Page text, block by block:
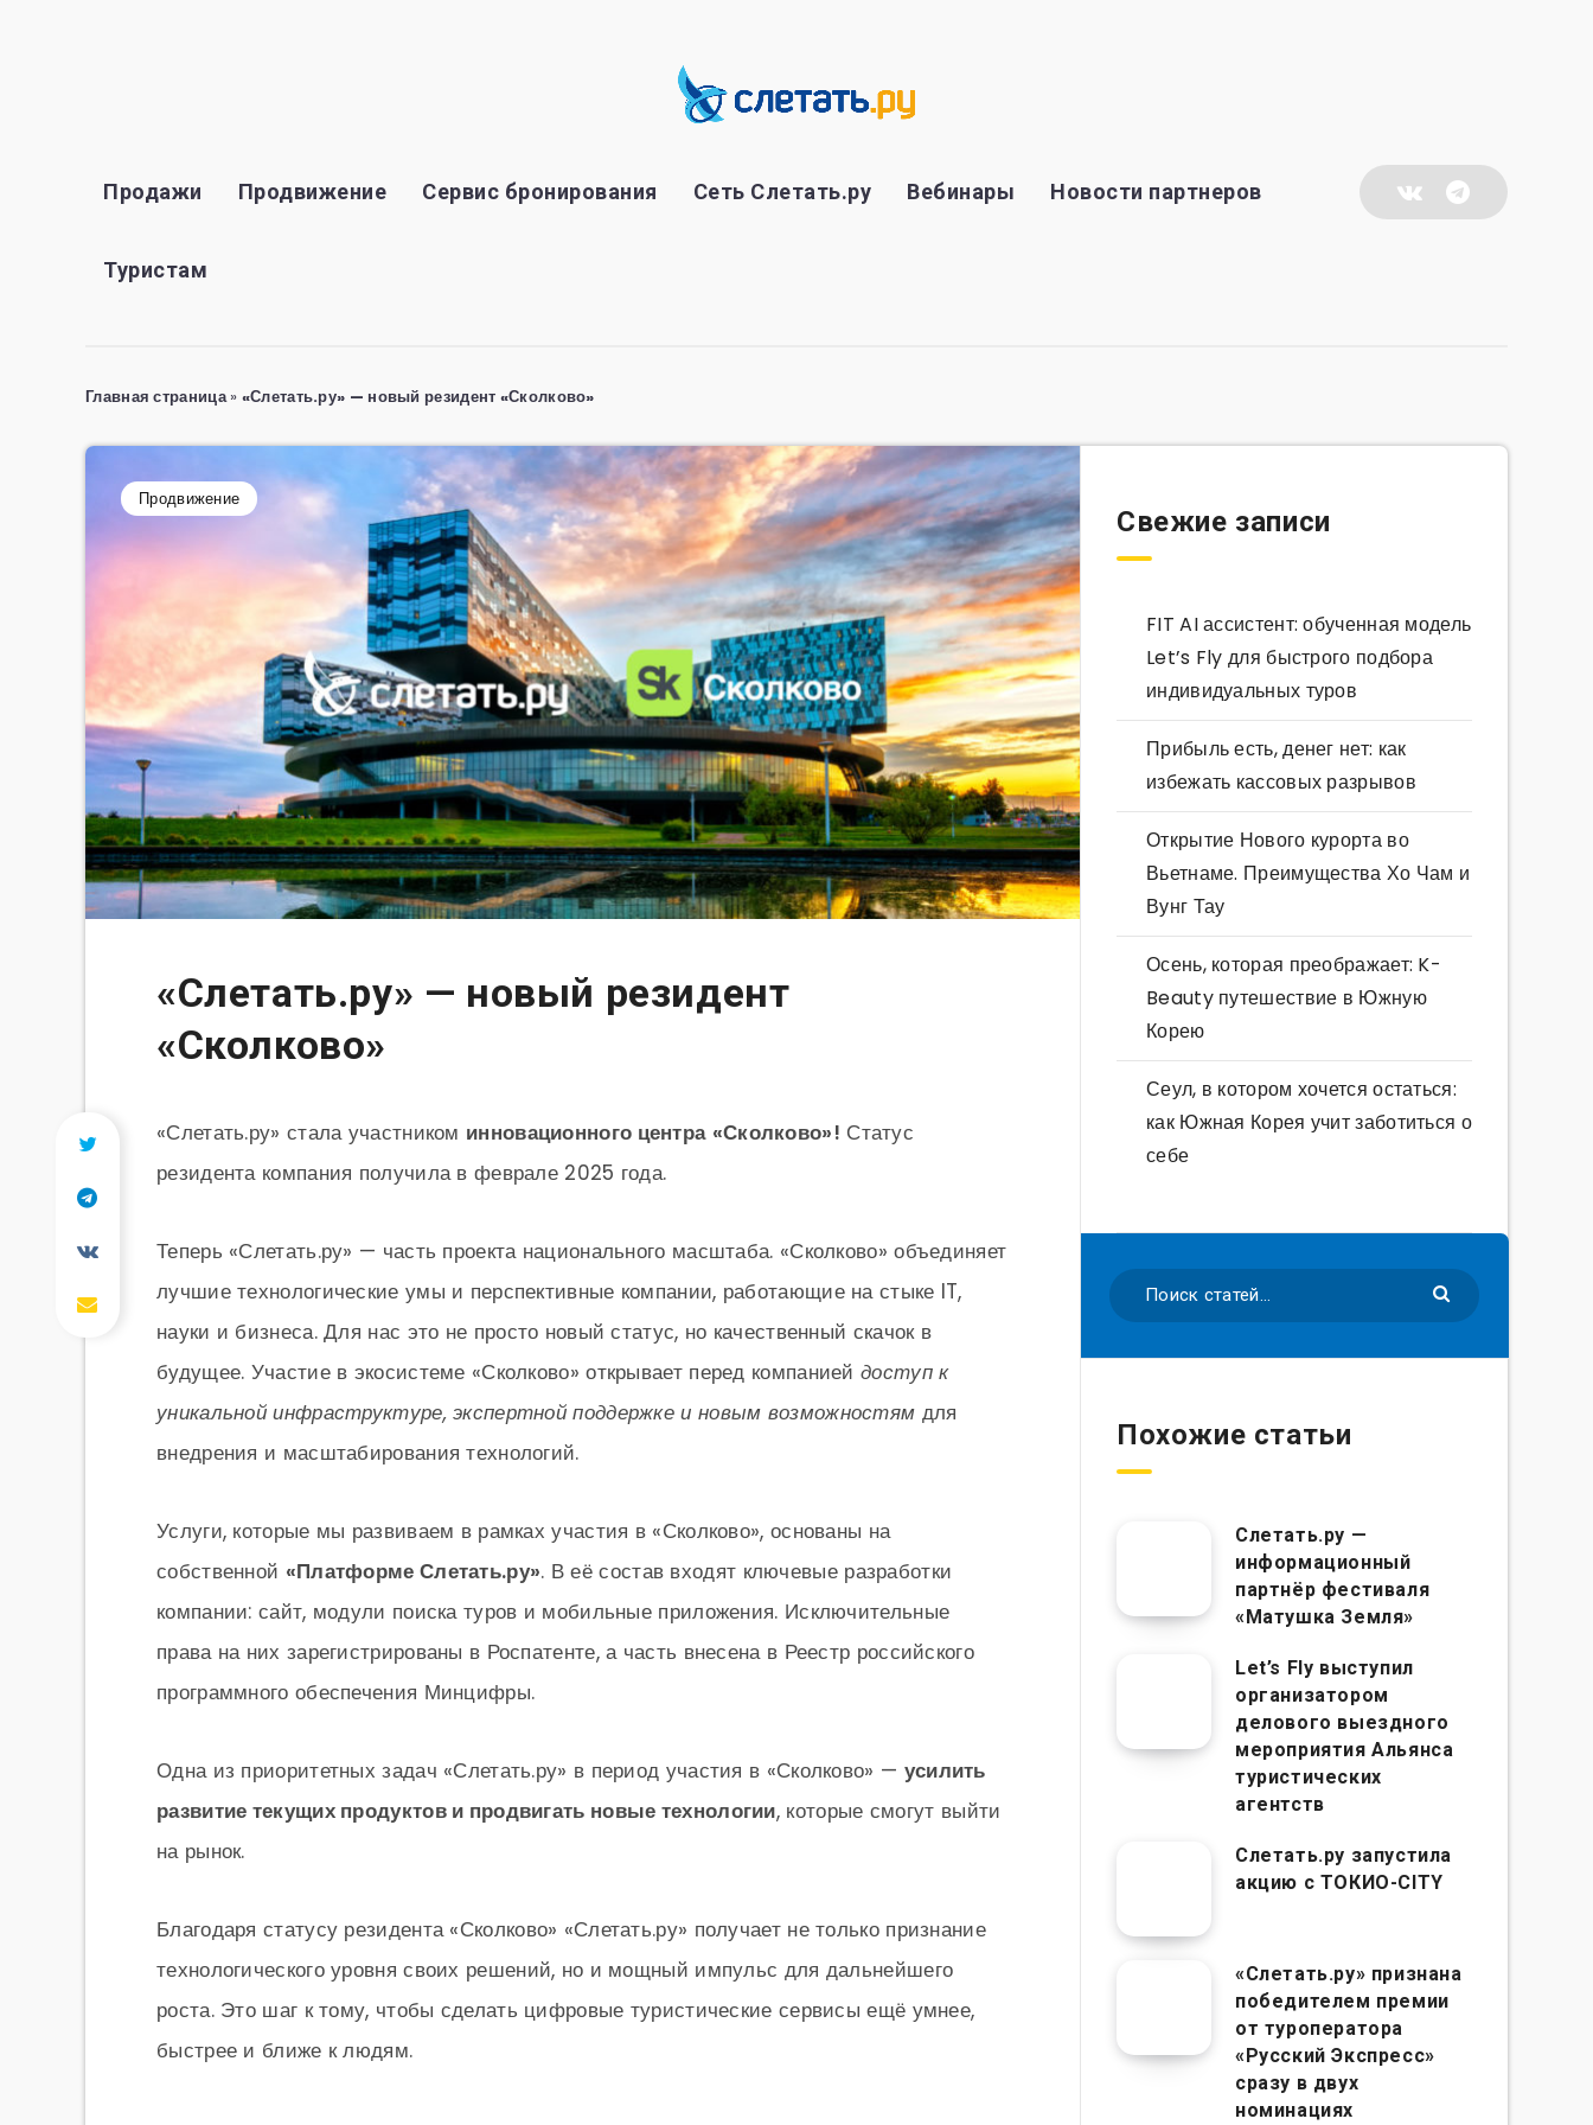
Продажи Продвижение Сервис бронирования Сеть Слетать.ру Вебинары Новости партнеров
Туристам
Главная страница» «Слетать.ру» — новый резидент «Сколково»
Продвижение
«Слетать.ру» — новый резидент
«Сколково»
«Слетать.ру» стала участником инновационного центра «Сколково»! Статус
резидента компания получила в феврале 2025 года.
Теперь «Слетать.ру» — часть проекта национального масштаба. «Сколково» объединяет
лучшие технологические умы и перспективные компании, работающие на стыке IT,
науки и бизнеса. Для нас это не просто новый статус, но качественный скачок в
будущее. Участие в экосистеме «Сколково» открывает перед компанией доступ к
уникальной инфраструктуре, экспертной поддержке и новым возможностям для
внедрения и масштабирования технологий.
Услуги, которые мы развиваем в рамках участия в «Сколково», основаны на
собственной «Платформе Слетать.ру». В её состав входят ключевые разработки
компании: сайт, модули поиска туров и мобильные приложения. Исключительные
права на них зарегистрированы в Роспатенте, а часть внесена в Реестр российского
программного обеспечения Минцифры.
Одна из приоритетных задач «Слетать.ру» в период участия в «Сколково» — усилить
развитие текущих продуктов и продвигать новые технологии, которые смогут выйти
на рынок.
Благодаря статусу резидента «Сколково» «Слетать.ру» получает не только признание
технологического уровня своих решений, но и мощный импульс для дальнейшего
роста. Это шаг к тому, чтобы сделать цифровые туристические сервисы ещё умнее,
быстрее и ближе к людям.
Свежие записи
FIT AI ассистент: обученная модель
Let’s Fly для быстрого подбора
индивидуальных туров
Прибыль есть, денег нет: как
избежать кассовых разрывов
Открытие Нового курорта во
Вьетнаме. Преимущества Хо Чам и
Вунг Тау
Осень, которая преображает: K-
Beauty путешествие в Южную
Корею
Сеул, в котором хочется остаться:
как Южная Корея учит заботиться о
себе
Похожие статьи
Слетать.ру —
информационный
партнёр фестиваля
«Матушка Земля»
Let’s Fly выступил
организатором
делового выездного
мероприятия Альянса
туристических
агентств
Слетать.ру запустила
акцию с ТОКИО-CITY
«Слетать.ру» признана
победителем премии
от туроператора
«Русский Экспресс»
сразу в двух
номинациях